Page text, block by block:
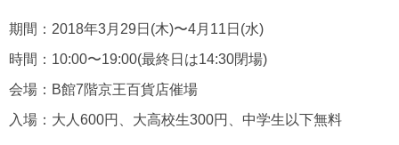
期間：2018年3月29日(木)〜4月11日(水)
時間：10:00〜19:00(最終日は14:30閉場)
会場：B館7階京王百貨店催場
入場：大人600円、大高校生300円、中学生以下無料